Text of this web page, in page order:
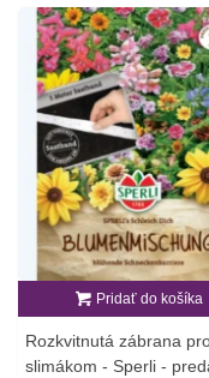
Pridať do košíka
Rozkvitnutá zábrana
slimákom - Sperli -